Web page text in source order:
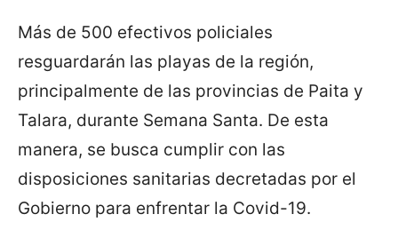
Más de 500 efectivos policiales
resguardarán las playas de la región,
principalmente de las provincias de Paita y
Talara, durante Semana Santa. De esta
manera, se busca cumplir con las
disposiciones sanitarias decretadas por el
Gobierno para enfrentar la Covid-19.